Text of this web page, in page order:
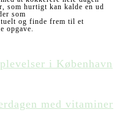
som hurtigt kan kalde en ud
som
og finde frem til et
opgave.
i København
med vitaminer